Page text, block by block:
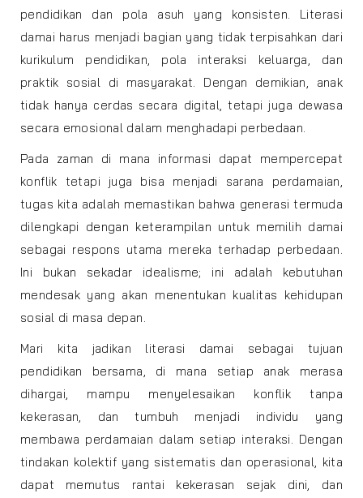
pendidikan dan pola asuh yang konsisten. Literasi
damai harus menjadi bagian yang tidak terpisahkan dari
kurikulum pendidikan, pola interaksi keluarga, dan
praktik sosial di masyarakat. Dengan demikian, anak
tidak hanya cerdas secara digital, tetapi juga dewasa
secara emosional dalam menghadapi perbedaan.
Pada zaman di mana informasi dapat mempercepat
konflik tetapi juga bisa menjadi sarana perdamaian,
tugas kita adalah memastikan bahwa generasi termuda
dilengkapi dengan keterampilan untuk memilih damai
sebagai respons utama mereka terhadap perbedaan.
Ini bukan sekadar idealisme; ini adalah kebutuhan
mendesak yang akan menentukan kualitas kehidupan
sosial di masa depan.
Mari kita jadikan literasi damai sebagai tujuan
pendidikan bersama, di mana setiap anak merasa
dihargai, mampu menyelesaikan konflik tanpa
kekerasan, dan tumbuh menjadi individu yang
membawa perdamaian dalam setiap interaksi. Dengan
tindakan kolektif yang sistematis dan operasional, kita
dapat memutus rantai kekerasan sejak dini, dan